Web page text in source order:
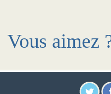
Vous aimez